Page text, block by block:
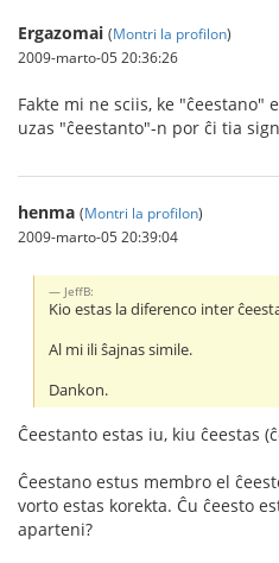
Ergazomai (Montri la profilon)
2009-marto-05 20:36:26
Fakte mi ne sciis, ke "ĉeestano"
uzas "ĉeestanto"-n por ĉi tia
henma (Montri la profilon)
2009-marto-05 20:39:04
JeffB:
Kio estas la diferenco inter
Al mi ili ŝajnas simile.
Dankon.
Ĉeestanto estas iu, kiu ĉeestas
Ĉeestano estus membro el
vorto estas korekta. Ĉu ĉeesto
aparteni?